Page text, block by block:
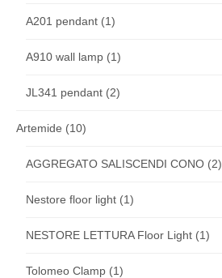
A201 pendant (1)
A910 wall lamp (1)
JL341 pendant (2)
Artemide (10)
AGGREGATO SALISCENDI CONO (2)
Nestore floor light (1)
NESTORE LETTURA Floor Light (1)
Tolomeo Clamp (1)